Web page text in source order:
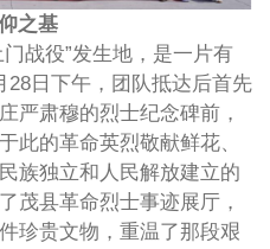
之基
战役”发生地，是一片有
日下午，团队抵达后首先
严肃穆的烈士纪念碑前，
此的革命英烈敬献鲜花、
族独立和人民解放建立的
茂县革命烈士事迹展厅，
珍贵文物，重温了那段艰